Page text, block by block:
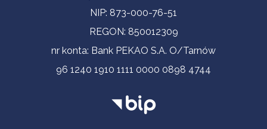
NIP: 873-000-76-51
REGON: 850012309
nr konta: Bank PEKAO S.A. O/Tarnów
96 1240 1910 1111 0000 0898 4744